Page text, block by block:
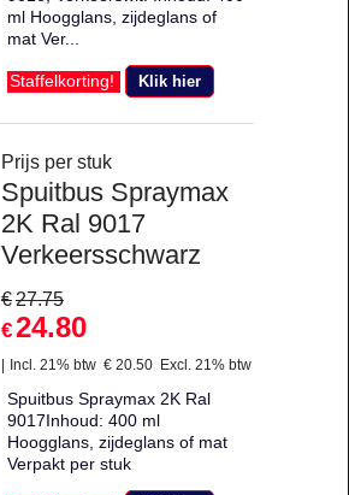
ml Hoogglans, zijdeglans of
mat Ver...
Staffelkorting! Klik hier
Prijs per stuk
Spuitbus Spraymax
2K Ral 9017
Verkeersschwarz
€27.75
€24.80
Incl. 21% btw € 20.50 Excl. 21% btw
Spuitbus Spraymax 2K Ral
9017Inhoud: 400 ml
Hoogglans, zijdeglans of mat
Verpakt per stuk